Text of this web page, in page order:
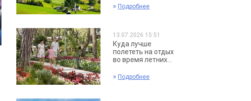
» Подробнее
13.07.2026 15:51
Куда лучше
полететь на отдых
во время летних...
» Подробнее